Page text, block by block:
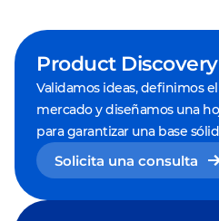
Product Discovery
Validamos ideas, definimos
mercado y diseñamos una
para garantizar una base
Solicita una consulta